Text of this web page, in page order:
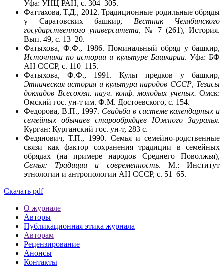
Уфа: УНЦ РАН, с. 304–305.
Фаттахова, Т.Д., 2012. Традиционные родильные обряды
у Саратовских башкир, Вестник Челябинского
государственного университета, № 7 (261), История.
Вып. 49, с. 13–20.
Фатыхова, Ф.Ф., 1986. Поминальный обряд у башкир,
Источники по истории и культуре Башкирии. Уфа: БФ
АН СССР, с. 110–115.
Фатыхова, Ф.Ф., 1991. Культ предков у башкир,
Этническая история и культура народов СССР, Тезисы
докладов Всесоюзн. науч. конф. молодых ученых. Омск:
Омский гос. ун-т им. Ф.М. Достоевского, с. 154.
Федорова, В.П., 1997. Свадьба в системе календарных и
семейных обычаев старообрядцев Южного Зауралья.
Курган: Курганский гос. ун-т, 283 с.
Федянович, Т.П., 1990. Семья и семейно-родственные
связи как фактор сохранения традиции в семейных
обрядах (на примере народов Среднего Поволжья),
Семья: Традиции и современность. М.: Институт
этнологии и антропологии АН СССР, c. 51–65.
Скачать pdf
О журнале
Авторы
Публикационная этика журнала
Авторам
Рецензирование
Анонсы
Контакты